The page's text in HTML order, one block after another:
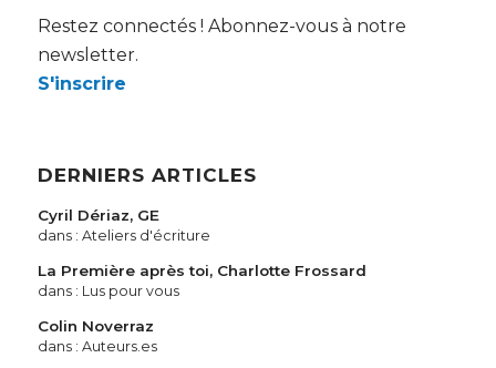
Restez connectés ! Abonnez-vous à notre
newsletter.
S'inscrire
DERNIERS ARTICLES
Cyril Dériaz, GE
dans : Ateliers d'écriture
La Première après toi, Charlotte Frossard
dans : Lus pour vous
Colin Noverraz
dans : Auteurs.es